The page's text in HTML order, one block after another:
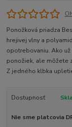
Ponožková priadza
hrejivej vlny a
opotrebovaniu. Ako
ponožiek, ale môžete
Z jedného klbka
Dostupnosť
Nie sme platcovia